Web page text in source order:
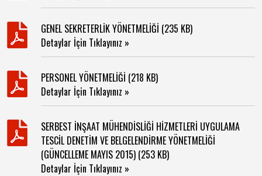
GENEL SEKRETERLİK YÖNETMELİĞİ (235 KB)
Detaylar İçin Tıklayınız »
PERSONEL YÖNETMELİĞİ (218 KB)
Detaylar İçin Tıklayınız »
SERBEST İNŞAAT MÜHENDİSLİĞİ HİZMETLERİ UYGULAMA
TESCİL DENETİM VE BELGELENDİRME YÖNETMELİĞİ
(GÜNCELLEME MAYIS 2015) (253 KB)
Detaylar İçin Tıklayınız »